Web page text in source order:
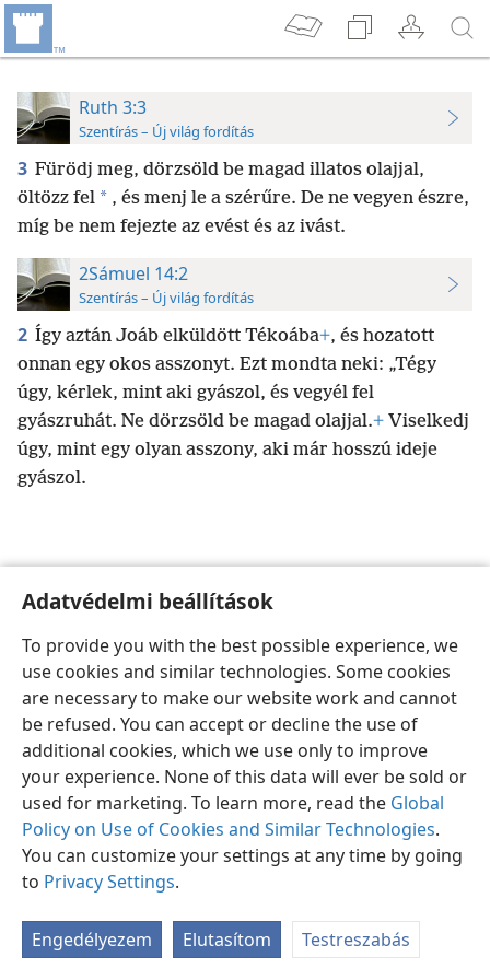
Adatvédelmi beállítások
To provide you with the best possible experience, we
use cookies and similar technologies. Some cookies
are necessary to make our website work and cannot
be refused. You can accept or decline the use of
additional cookies, which we use only to improve
your experience. None of this data will ever be sold or
used for marketing. To learn more, read the Global
Policy on Use of Cookies and Similar Technologies.
You can customize your settings at any time by going
to Privacy Settings.
Engedélyezem Elutasítom Testreszabás
Ruth 3:3
Szentírás – Új világ fordítás
3 Fürödj meg, dörzsöld be magad illatos olajjal,
öltözz fel * , és menj le a szérűre. De ne vegyen észre,
míg be nem fejezte az evést és az ivást.
2Sámuel 14:2
Szentírás – Új világ fordítás
2 Így aztán Joáb elküldött Tékoába+, és hozatott
onnan egy okos asszonyt. Ezt mondta neki: „Tégy
úgy, kérlek, mint aki gyászol, és vegyél fel
gyászruhát. Ne dörzsöld be magad olajjal.+ Viselkedj
úgy, mint egy olyan asszony, aki már hosszú ideje
gyászol.
Magyar Beállítások
Copyright© 2026 Watch Tower Bible and Tract Society of Pennsylvania
Bizalmas információra vonatkozó szabályok
Adatvédelmi beállítások
JW.ORG Bejelentkezés